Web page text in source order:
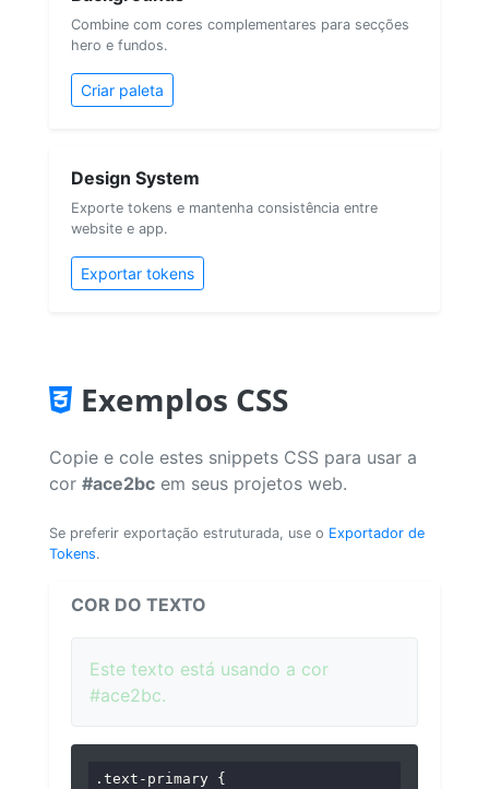
Combine com cores complementares para secções
hero e fundos.
Criar paleta
Design System
Exporte tokens e mantenha consistência entre
website e app.
Exportar tokens
Exemplos CSS
Copie e cole estes snippets CSS para usar a
cor #ace2bc em seus projetos web.
Se preferir exportação estruturada, use o Exportador de
Tokens.
COR DO TEXTO
Este texto está usando a cor
#ace2bc.
.text-primary {